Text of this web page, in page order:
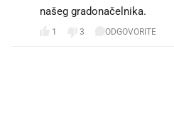
našeg gradonačelnika.
1 3 ODGOVORITE